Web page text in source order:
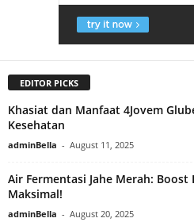
EDITOR PICKS
Khasiat dan Manfaat 4Jovem
Kesehatan
adminBella - August 11, 2025
Air Fermentasi Jahe Merah: Boost
Maksimal!
adminBella - August 20, 2025